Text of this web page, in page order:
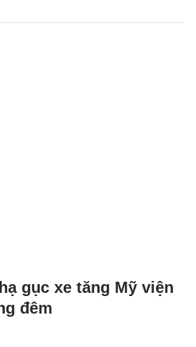
gục xe tăng Mỹ viện
đêm